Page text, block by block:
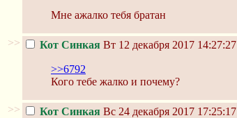
Мне ажалко тебя братан
>> Кот Синкая Вт 12 декабря 2017 14:27:27
>>6792
Кого тебе жалко и почему?
>> Кот Синкая Вс 24 декабря 2017 17:25:17